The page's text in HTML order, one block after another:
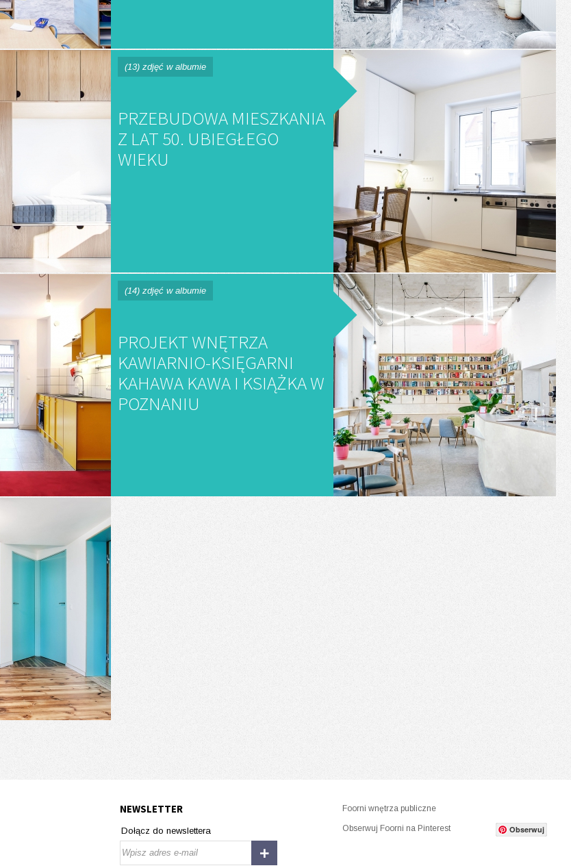
(13) zdjęć w albumie
PRZEBUDOWA MIESZKANIA
Z LAT 50. UBIEGŁEGO
WIEKU
(14) zdjęć w albumie
PROJEKT WNĘTRZA
KAWIARNIO-KSIĘGARNI
KAHAWA KAWA I KSIĄŻKA W
POZNANIU
NEWSLETTER
Dołącz do newslettera
Foorni wnętrza publiczne
Obserwuj Foorni na Pinterest Obserwuj